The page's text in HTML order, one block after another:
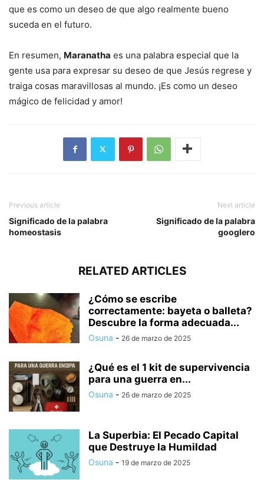
que es como un deseo de que algo realmente bueno
suceda en el futuro.
En resumen, Maranatha es una palabra especial que la
gente usa para expresar su deseo de que Jesús regrese y
traiga cosas maravillosas al mundo. ¡Es como un deseo
mágico de felicidad y amor!
Previous article
Significado de la palabra
homeostasis
Next article
Significado de la palabra
googlero
RELATED ARTICLES
¿Cómo se escribe
correctamente: bayeta o balleta?
Descubre la forma adecuada...
Osuna - 26 de marzo de 2025
¿Qué es el 1 kit de supervivencia
para una guerra en...
Osuna - 26 de marzo de 2025
La Superbia: El Pecado Capital
que Destruye la Humildad
Osuna - 19 de marzo de 2025